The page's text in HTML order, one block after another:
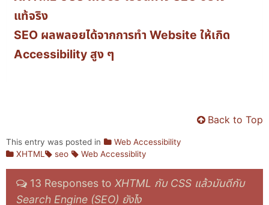
แท้จริง
SEO ผลพลอยได้จากการทำ Website ให้เกิด
Accessibility สูง ๆ
Back to Top
This entry was posted in
Web Accessibility
XHTML
seo Web Accessiblity
13 Responses to XHTML กับ CSS แล้วมันดีกับ
Search Engine (SEO) ยังไง